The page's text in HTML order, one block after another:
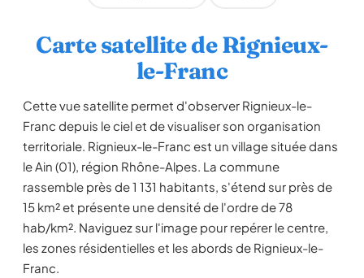
Carte satellite de Rignieux-
le-Franc
Cette vue satellite permet d'observer Rignieux-le-
Franc depuis le ciel et de visualiser son organisation
territoriale. Rignieux-le-Franc est un village située dans
le Ain (01), région Rhône-Alpes. La commune
rassemble près de 1 131 habitants, s'étend sur près de
15 km² et présente une densité de l'ordre de 78
hab/km². Naviguez sur l'image pour repérer le centre,
les zones résidentielles et les abords de Rignieux-le-
Franc.